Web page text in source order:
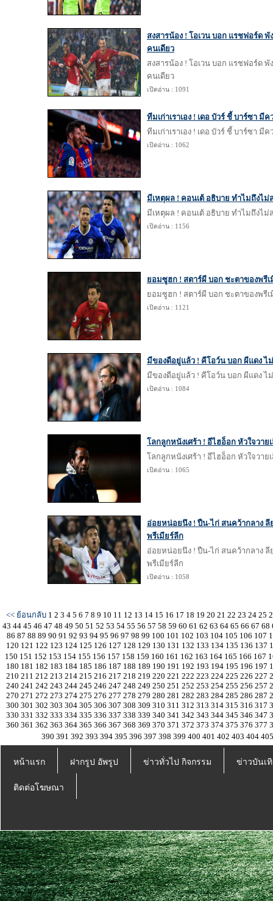
สงสารน้อง ! โอเวน บอก แรชฟอร์ด
คนเดียว
สงสารน้อง ! โอเวน บอก แรชฟอร์ด
คนเดียว
เปิดอ่าน : 1091
ทีมเก่าเราเอง ! เดอ บัวร์ ชี้ บาร์ซา มี
ทีมเก่าเราเอง ! เดอ บัวร์ ชี้ บาร์ซา มี
เปิดอ่าน : 1062
มีเหตุผล ! คอนเต้ อธิบาย ทำไมถึงไ
มีเหตุผล ! คอนเต้ อธิบาย ทำไมถึงไ
เปิดอ่าน : 1156
ยอมซูฮก ! สตาร์ผี บอก ชะตาของพรี
ยอมซูฮก ! สตาร์ผี บอก ชะตาของพรี
เปิดอ่าน : 1121
มีของดีอยู่แล้ว ! คีโอว์น บอก ผีแดง ไ
มีของดีอยู่แล้ว ! คีโอว์น บอก ผีแดง ไ
เปิดอ่าน : 1084
โลกลูกหนังเศร้า ! อีไฮอ็อก หัวใจวาย
โลกลูกหนังเศร้า ! อีไฮอ็อก หัวใจวาย
เปิดอ่าน : 1065
อ่อยหน่อยนึง ! ปืน-ไก่ สนคว้ากลาง ลี
พรีเมียร์ลีก
อ่อยหน่อยนึง ! ปืน-ไก่ สนคว้ากลาง ลี
พรีเมียร์ลีก
เปิดอ่าน : 1058
<< ย้อนกลับ 1 2 3 4 5 6 7 8 9 10 11 12 13 14 15 16 17 18 19 20 21 22 23 24 25
43 44 45 46 47 48 49 50 51 52 53 54 55 56 57 58 59 60 61 62 63 64 65 66 67 68
86 87 88 89 90 91 92 93 94 95 96 97 98 99 100 101 102 103 104 105 106 107
120 121 122 123 124 125 126 127 128 129 130 131 132 133 134 135 136 137
150 151 152 153 154 155 156 157 158 159 160 161 162 163 164 165 166 167
180 181 182 183 184 185 186 187 188 189 190 191 192 193 194 195 196 197
210 211 212 213 214 215 216 217 218 219 220 221 222 223 224 225 226 227
240 241 242 243 244 245 246 247 248 249 250 251 252 253 254 255 256 257
270 271 272 273 274 275 276 277 278 279 280 281 282 283 284 285 286 287
300 301 302 303 304 305 306 307 308 309 310 311 312 313 314 315 316 317
330 331 332 333 334 335 336 337 338 339 340 341 342 343 344 345 346 347
360 361 362 363 364 365 366 367 368 369 370 371 372 373 374 375 376 377
390 391 392 393 394 395 396 397 398 399 400 401 402 403 404
หน้าแรก ฝากรูป อัพรูป ข่าวทั่วไป กิจกรรม ข่าวบันเ
ติดต่อโฆษณา